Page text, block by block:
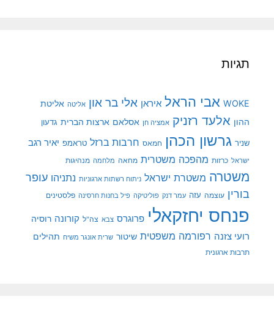
תגיות
WOKE אבי הראל איראן אלי בר און אליטה אליטת
ההון אלעד רזניק אמציה חן אסלאם ארצות הברית גדעון
שניר גרשון הכהן חמאס חרבות ברזל טראמפ יאיר רגב
ישראל כרזות מהפכה משטרית מחאה מלחמה מנהיגות
משטרה משטרת ישראל ניתוח רשתות ארגוניות נתניהו עופר
בורין עוצמה עזה עמר דנק פוליטיקה פיל בחנות חרסינה פלסטינים
פנחס יחזקאלי פרוגרס צבא צה"ל קורונה רוסיה
רועי צזנה רפורמה משפטית שיטור שרית אונגר משיח תהילים
תרבות ארגונית